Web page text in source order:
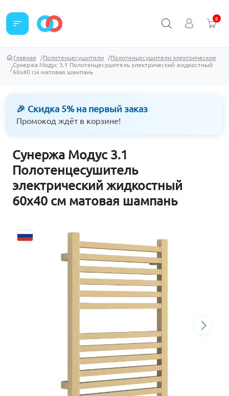
sort 0
Главная Полотенцесушители
Полотенцесушители электрические
Сунержа Модус 3.1 Полотенцесушитель электрический жидкостный
60х40 см матовая шампань
🎉 Скидка 5% на первый заказ
Промокод ждёт в корзине!
Сунержа Модус 3.1
Полотенцесушитель
электрический жидкостный
60х40 см матовая шампань